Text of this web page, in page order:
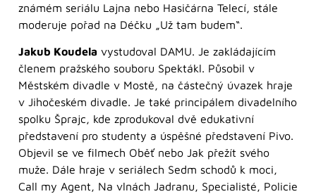
známém seriálu Lajna nebo Hasičárna Telecí, stále
moderuje pořad na Déčku „Už tam budem“.
Jakub Koudela vystudoval DAMU. Je zakládajícím
členem pražského souboru Spektákl. Působil v
Městském divadle v Mostě, na částečný úvazek hraje
v Jihočeském divadle. Je také principálem divadelního
spolku Šprajc, kde zprodukoval dvě edukativní
představení pro studenty a úspěšné představení Pivo.
Objevil se ve filmech Oběť nebo Jak přežít svého
muže. Dále hraje v seriálech Sedm schodů k moci,
Call my Agent, Na vlnách Jadranu, Specialisté, Policie